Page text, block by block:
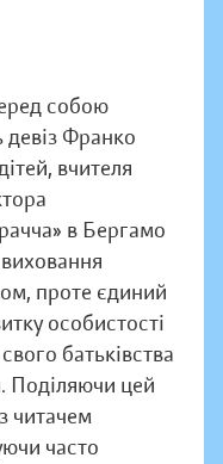
собою
девіз Франко
вчителя
в Бергамо
виховання
проте єдиний
особистості
батьківства
Поділяючи цей
читачем
часто